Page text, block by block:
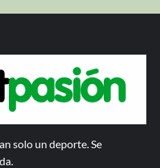
solo un deporte. Se